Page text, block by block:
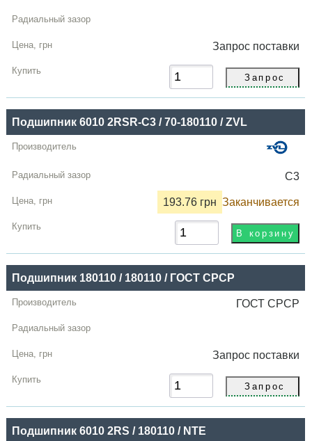
Запрос поставки
Подшипник 6010 2RSR-C3 / 70-180110 / ZVL
C3
193.76 грн Заканчивается
Подшипник 180110 / 180110 / ГОСТ СРСР
ГОСТ СРСР
Запрос поставки
Подшипник 6010 2RS / 180110 / NTE